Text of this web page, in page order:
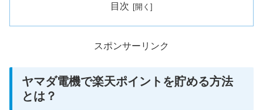
目次
スポンサーリンク
ヤマダ電機で楽天ポイントを貯める方法
とは？